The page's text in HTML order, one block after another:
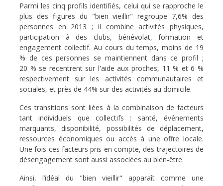
Parmi les cinq profils identifiés, celui qui se rapproche le
plus des figures du "bien vieillir" regroupe 7,6% des
personnes en 2013 ; il combine activités physiques,
participation à des clubs, bénévolat, formation et
engagement collectif. Au cours du temps, moins de 19
% de ces personnes se maintiennent dans ce profil ;
20 % se recentrent sur l'aide aux proches, 11 % et 6 %
respectivement sur les activités communautaires et
sociales, et près de 44% sur des activités au domicile.
Ces transitions sont liées à la combinaison de facteurs
tant individuels que collectifs : santé, événements
marquants, disponibilité, possibilités de déplacement,
ressources économiques ou accès à une offre locale.
Une fois ces facteurs pris en compte, des trajectoires de
désengagement sont aussi associées au bien-être.
Ainsi, l’idéal du "bien vieillir" apparaît comme une